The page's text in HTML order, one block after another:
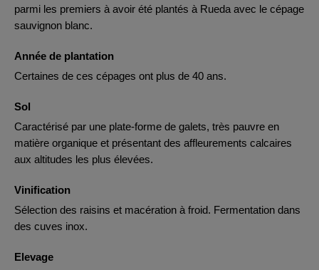
parmi les premiers à avoir été plantés à Rueda avec le cépage
sauvignon blanc.
Année de plantation
Certaines de ces cépages ont plus de 40 ans.
Sol
Caractérisé par une plate-forme de galets, très pauvre en
matière organique et présentant des affleurements calcaires
aux altitudes les plus élevées.
Vinification
Sélection des raisins et macération à froid. Fermentation dans
des cuves inox.
Elevage